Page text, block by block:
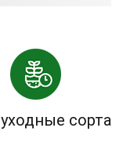
сорта